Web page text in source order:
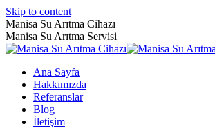
Skip to content
Manisa Su Arıtma Cihazı
Manisa Su Arıtma Servisi
Ana Sayfa
Hakkımızda
Referanslar
Blog
İletişim